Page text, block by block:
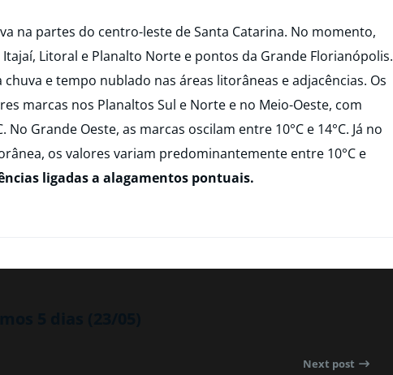
na partes do centro-leste de Santa Catarina. No momento,
Litoral e Planalto Norte e pontos da Grande Florianópolis.
e tempo nublado nas áreas litorâneas e adjacências. Os
marcas nos Planaltos Sul e Norte e no Meio-Oeste, com
No Grande Oeste, as marcas oscilam entre 10°C e 14°C. Já no
os valores variam predominantemente entre 10°C e
ligadas a alagamentos pontuais.
Next post